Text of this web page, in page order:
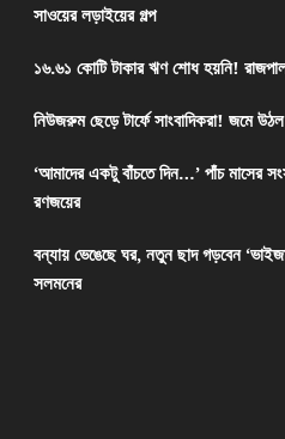
সাওয়ের লড়াইয়ের গল্প
১৬.৬১ কোটি টাকার ঋণ শোধ হয়নি!
নিউজরুম ছেড়ে টার্ফে সাংবাদিকরা! জমে
‘আমাদের একটু বাঁচতে দিন…’ পাঁচ মাসের
রণজয়ের
বন্যায় ভেঙেছে ঘর, নতুন ছাদ গড়বেন
সলমনের